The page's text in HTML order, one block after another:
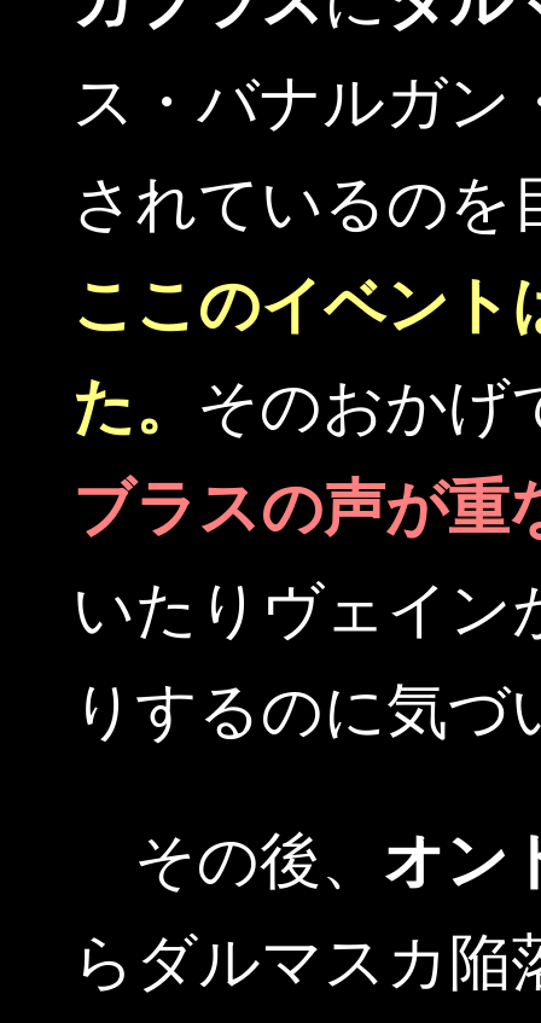
ス・バナルガン
されているのを
ここのイベント
た。 そのおかげ
ブラスの声が重
いたりヴェイン
りするのに気
その後、 オン
らダルマスカ陥